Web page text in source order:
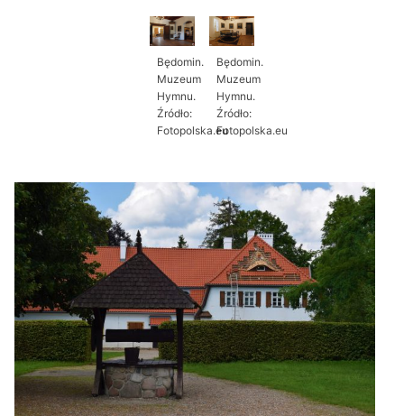
Będomin.
Muzeum
Hymnu.
Źródło:
Fotopolska.eu
Będomin.
Muzeum
Hymnu.
Źródło:
Fotopolska.eu